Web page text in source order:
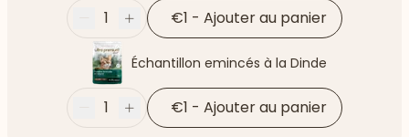
Moins
1 Plus €1 - Ajouter au panier
Échantillon emincés à la Dinde
Moins
1 Plus €1 - Ajouter au panier